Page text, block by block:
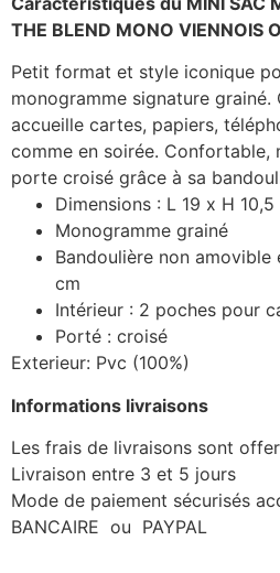
THE BLEND MONO VIENNOIS
Petit format et style iconique
monogramme signature
accueille cartes, papiers,
comme en soirée. Confortable,
porte croisé grâce à sa
Dimensions : L 19 x H
Monogramme grainé
Bandoulière non
cm
Intérieur : 2 poches pour
Porté : croisé
Exterieur: Pvc (100%)
Informations livraisons
Les frais de livraisons sont
Livraison entre 3 et 5 jours
Mode de paiement sécurisés
BANCAIRE ou PAYPAL